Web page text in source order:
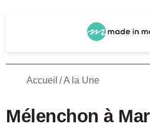
Accueil /A la Une
Mélenchon à